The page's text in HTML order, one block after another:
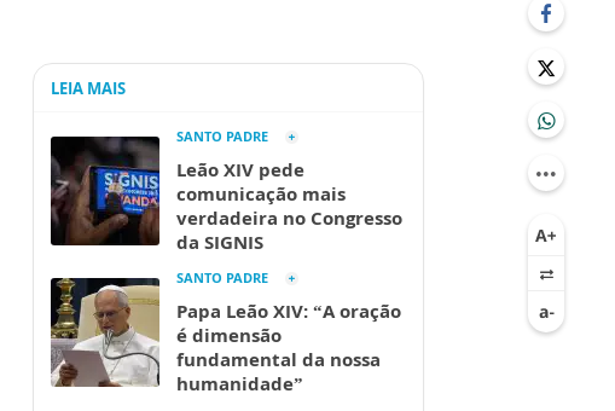
LEIA MAIS
SANTO PADRE
Leão XIV pede
comunicação mais
verdadeira no Congresso
da SIGNIS
SANTO PADRE
Papa Leão XIV: “A oração
é dimensão
fundamental da nossa
humanidade”